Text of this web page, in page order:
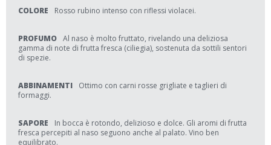
COLORE Rosso rubino intenso con riflessi violacei.
PROFUMO Al naso è molto fruttato, rivelando una deliziosa
gamma di note di frutta fresca (ciliegia), sostenuta da sottili sentori
di spezie.
ABBINAMENTI
Ottimo con carni rosse grigliate e taglieri di
formaggi.
SAPORE
In bocca è rotondo, delizioso e dolce. Gli aromi di frutta
fresca percepiti al naso seguono anche al palato. Vino ben
equilibrato.